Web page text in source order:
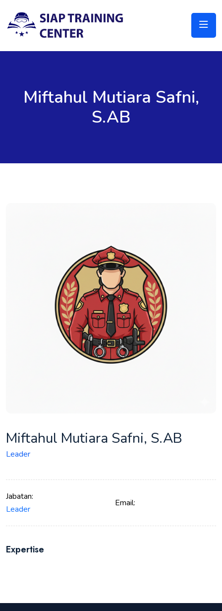
Miftahul Mutiara Safni,
S.AB
Miftahul Mutiara Safni, S.AB
Leader
Jabatan:
Leader
Email:
Expertise